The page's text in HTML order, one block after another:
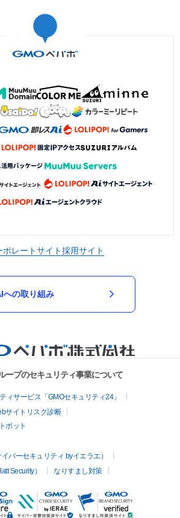
ポレートサイト採用サイト
への取り組み
ープのセキュリティ事業について
ィサービス「GMOセキュリティ24」
サイトリスク診断
ボット
バーセキュリティ byイエラエ）
Security）
なりすまし対策